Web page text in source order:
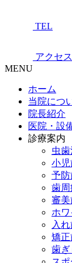
TEL
アクセス
MENU
ホーム
当院につ
院長紹介
医院・設
診療案内
虫
小
予
歯
審
ホ
入
矯
歯